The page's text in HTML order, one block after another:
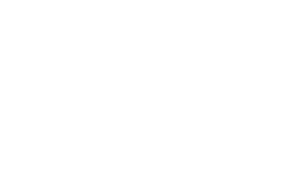
Ex ATKT Students Exam Dec. 2024
को जीवाजी विश्वविद्यालय के निर्देश अनुसार
उस विश्वविद्यालय निकलवा कर दिनाक 21/
कार्यालय में जमा करना है छात्रों के नाम निम्न